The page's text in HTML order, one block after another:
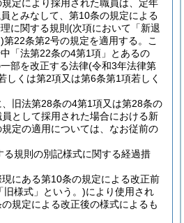
定により採用された職員は、定年
とみなして、第10条の規定による
に関する規則 (次項において「新退
第22条第2号の規定を適用する。
こ
「法第22条の4第1項」とあるの
部を改正する法律(令和3年法律第
しくは第2項又は第6条第1項若しく
旧法第28条の4第1項又は第28条の
として採用された場合における新
定の適用については、なお従前の
規則の別記様式に関する経過措
にある第10条の規定による改正前
旧様式」という。)により使用され
規定による改正後の様式によるも